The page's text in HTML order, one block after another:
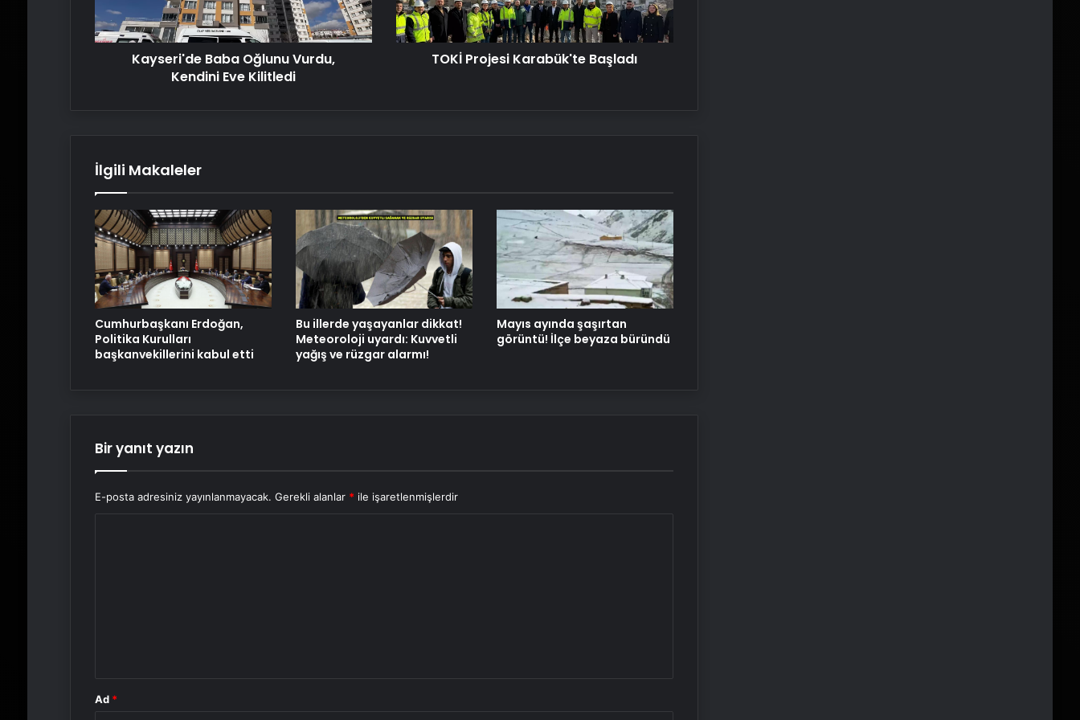
Kayseri'de Baba Oğlunu Vurdu,
Kendini Eve Kilitledi
TOKİ Projesi Karabük'te Başladı
İlgili Makaleler
Cumhurbaşkanı Erdoğan,
Politika Kurulları
başkanvekillerini kabul etti
Bu illerde yaşayanlar dikkat!
Meteoroloji uyardı: Kuvvetli
yağış ve rüzgar alarmı!
Mayıs ayında şaşırtan
görüntü! İlçe beyaza büründü
Bir yanıt yazın
E-posta adresiniz yayınlanmayacak. Gerekli alanlar * ile işaretlenmişlerdir
Ad *